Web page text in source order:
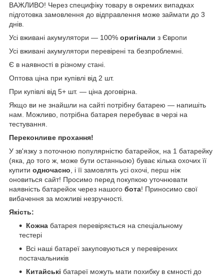
ВАЖЛИВО! Через специфіку товару в окремих випадках
підготовка замовлення до відправлення може займати до 3
днів.
Усі вживані акумулятори — 100% оригінали з Європи
Усі вживані акумулятори перевірені та безпроблемні.
Є в наявності в різному стані.
Оптова ціна при купівлі від 2 шт.
При купівлі від 5+ шт. — ціна договірна.
Якщо ви не знайшли на сайті потрібну батарею — напишіть
нам. Можливо, потрібна батарея перебуває в черзі на
тестування.
Переконливе прохання!
У зв'язку з поточною популярністю батарейок, на 1 батарейку
(яка, до того ж, може бути останньою) буває кілька охочих її
купити одночасно , і її замовлять усі охочі, перш ніж
оновиться сайт! Просимо перед покупкою уточнювати
наявність батарейок через нашого бота! Приносимо свої
вибачення за можливі незручності.
Якість:
Кожна батарея перевіряється на спеціальному
тестері
Всі наші батареї закуповуються у перевірених
постачальників
Китайські батареї можуть мати похибку в ємності до